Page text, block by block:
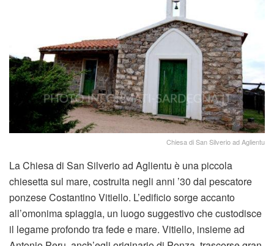
Chiesa di San Silverio ad Aglientu
La Chiesa di San Silverio ad Aglientu è una piccola
chiesetta sul mare, costruita negli anni ’30 dal pescatore
ponzese Costantino Vitiello. L’edificio sorge accanto
all’omonima spiaggia, un luogo suggestivo che custodisce
il legame profondo tra fede e mare. Vitiello, insieme ad